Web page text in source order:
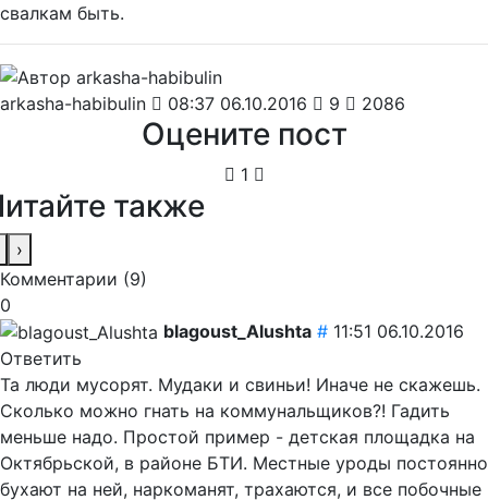
свалкам быть.
arkasha-habibulin 08:37 06.10.2016 9 2086
Оцените пост
1
также
›
Комментарии (9)
0
blagoust_Alushta # 11:51 06.10.2016
Ответить
Та люди мусорят. Мудаки и свиньи! Иначе не скажешь.
Сколько можно гнать на коммунальщиков?! Гадить
меньше надо. Простой пример - детская площадка на
Октябрьской, в районе БТИ. Местные уроды постоянно
бухают на ней, наркоманят, трахаются, и все побочные